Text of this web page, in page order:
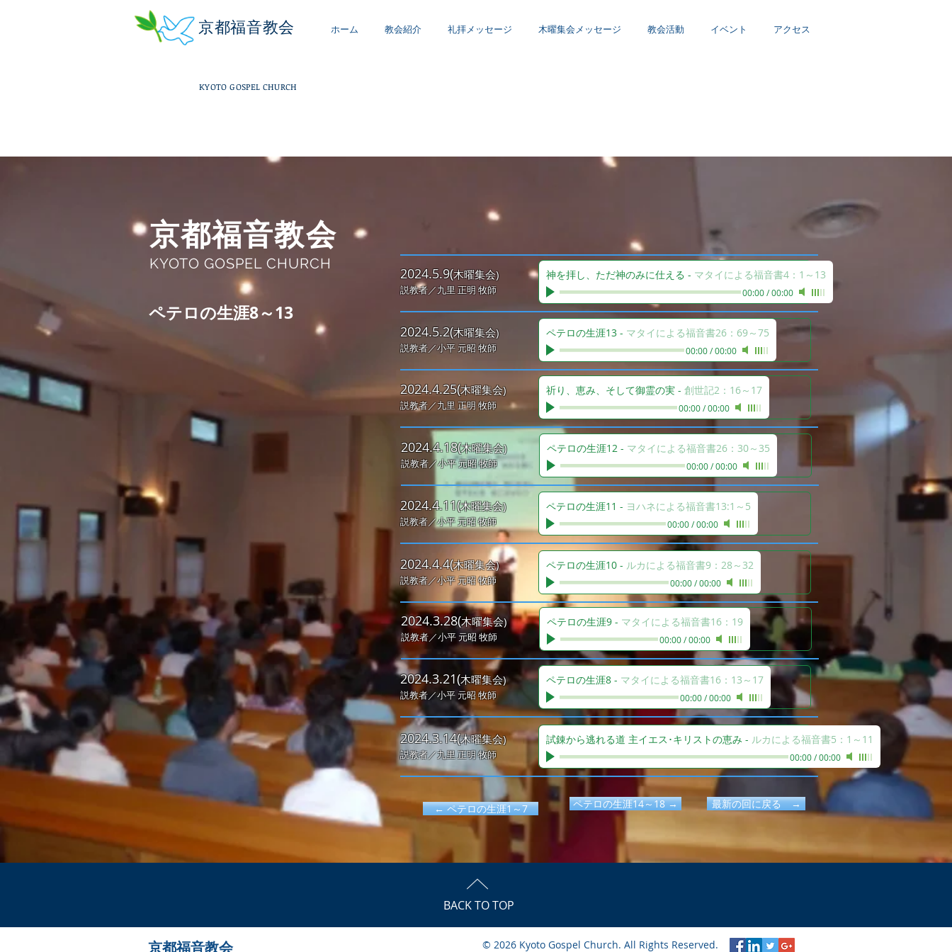
京都福音教会 ホーム 教会紹介 礼拝メッセージ 木曜集会メッセージ 教会活動 イベント アクセス
KYOTO GOSPEL CHURCH
京都福音教会
KYOTO GOSPEL CHURCH
​ペテロの生涯8～13
神を拝し、ただ神のみに仕える - マタイによる福音書4：1～13
00:00/00:00
2024.5.9(木曜集会)
説教者／九里正明 牧師
ペテロの生涯13 - マタイによる福音書26：69～75
00:00/00:00
2024.5.2(木曜集会)
説教者／小平元昭 牧師
祈り、恵み、そして御霊の実 - 創世記2：16～17
00:00/00:00
2024.4.25(木曜集会)
説教者／九里正明 牧師
ペテロの生涯12 - マタイによる福音書26：30～35
00:00/00:00
2024.4.18(木曜集会)
説教者／小平元昭 牧師
ペテロの生涯11 - ヨハネによる福音書13:1～5
00:00/00:00
2024.4.11(木曜集会)
説教者／小平元昭 牧師
ペテロの生涯10 - ルカによる福音書9：28～32
00:00/00:00
2024.4.4(木曜集会)
説教者／小平元昭 牧師
ペテロの生涯9 - マタイによる福音書16：19
00:00/00:00
2024.3.28(木曜集会)
説教者／小平 元昭 牧師
ペテロの生涯8 - マタイによる福音書16：13～17
00:00/00:00
2024.3.21(木曜集会)
説教者／小平元昭 牧師
試錬から逃れる道 主イエス･キリストの恵み - ルカによる福音書5：1～11
00:00/00:00
2024.3.14(木曜集会)
説教者／九里正明 牧師
← ペテロの生涯1～7 最新の回に戻る →
ペテロの生涯14～18 →
BACK TO TOP
京都福音教会 © 2026 Kyoto Gospel Church. All Rights Reserved.